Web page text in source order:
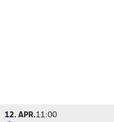
12. APR.11:00